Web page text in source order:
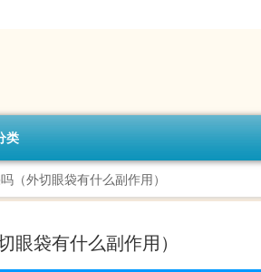
类
（外切眼袋有什么副作用）
眼袋有什么副作用）